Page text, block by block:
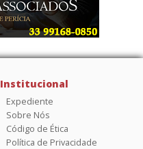
Institucional
Expediente
Sobre Nós
Código de Ética
Política de Privacidade